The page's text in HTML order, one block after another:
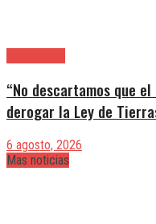
“No descartamos que
derogar la Ley de
6 agosto, 2026
Mas noticias